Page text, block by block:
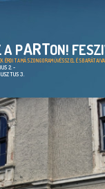
A PARTON!
ÉRDI TAMÁS ZONGORAMŰVÉSSZEL ÉS
2. -
3.